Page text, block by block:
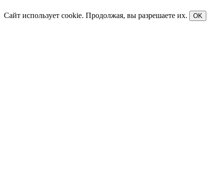
Сайт использует cookie. Продолжая, вы разрешаете их. OK